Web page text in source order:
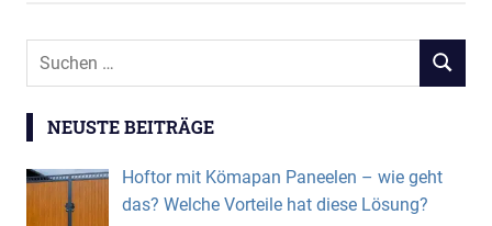
Suchen
SUCHEN
NEUSTE BEITRÄGE
Hoftor mit Kömapan Paneelen – wie geht
das? Welche Vorteile hat diese Lösung?